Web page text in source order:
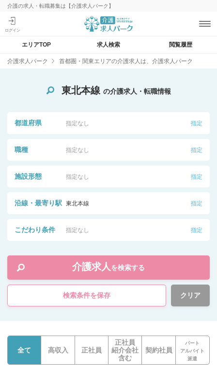
介護の求人・転職募集は【介護求人パーク】
エリアTOP 求人検索 閲覧履歴
介護求人パーク 首都圏・関東エリアの介護求人は、介護求人パーク
東北本線 の介護求人・転職情報
都道府県 指定なし 指定
職種 指定なし 指定
施設形態 指定なし 指定
沿線・最寄り駅 東北本線 指定
こだわり条件 指定なし 指定
介護求人 を検索する
検索条件を保存 クリア
全て 高収入 正社員
正社員
紹介会社
含む
契約社員
パート
アルバイト
派遣